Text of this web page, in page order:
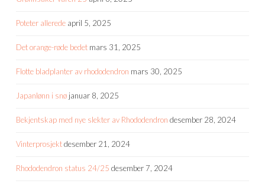
Poteter allerede april 5, 2025
Det orange-røde bedet mars 31, 2025
Flotte bladplanter av rhododendron mars 30, 2025
Japanlønn i snø januar 8, 2025
Bekjentskap med nye slekter av Rhododendron desember 28, 2024
Vinterprosjektdesember 21, 2024
Rhododendron status 24/25 desember 7, 2024